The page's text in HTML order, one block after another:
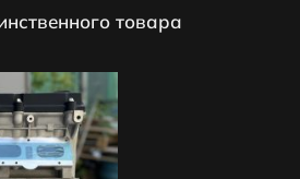
товара